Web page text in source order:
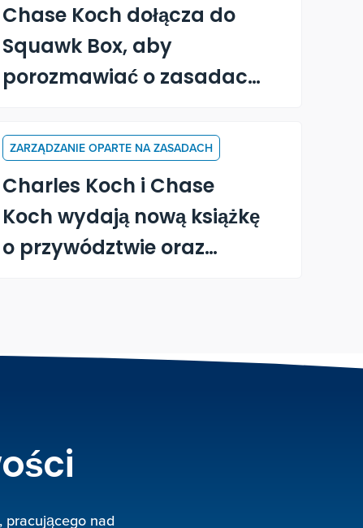
Chase Koch dołącza do
Squawk Box, aby
porozmawiać o zasadach,
książce "Becoming a
Principle-Driven Leader"
ZARZĄDZANIE OPARTE NA ZASADACH
Charles Koch i Chase
Koch wydają nową książkę
o przywództwie oraz
pracującego nad